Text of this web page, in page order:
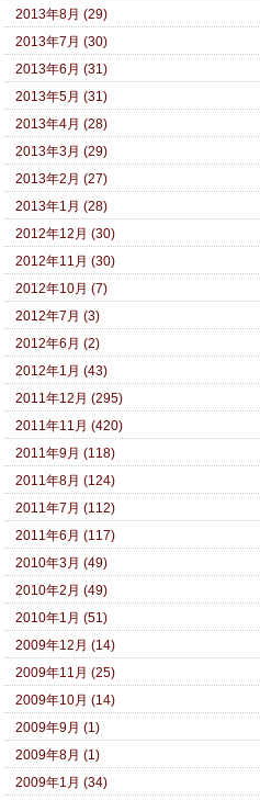
2013年8月 (29)
2013年7月 (30)
2013年6月 (31)
2013年5月 (31)
2013年4月 (28)
2013年3月 (29)
2013年2月 (27)
2013年1月 (28)
2012年12月 (30)
2012年11月 (30)
2012年10月 (7)
2012年7月 (3)
2012年6月 (2)
2012年1月 (43)
2011年12月 (295)
2011年11月 (420)
2011年9月 (118)
2011年8月 (124)
2011年7月 (112)
2011年6月 (117)
2010年3月 (49)
2010年2月 (49)
2010年1月 (51)
2009年12月 (14)
2009年11月 (25)
2009年10月 (14)
2009年9月 (1)
2009年8月 (1)
2009年1月 (34)